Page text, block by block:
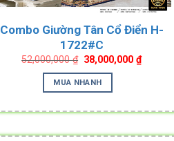
Combo Giường Tân Cổ Điển H-
1722#C
52,000,000₫ Original
price
was:
52,000,000 ₫.
38,000,000₫Current
price
MUA NHANH